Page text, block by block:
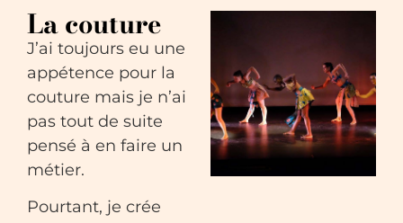
La couture
J’ai toujours eu une
appétence pour la
couture mais je n’ai
pas tout de suite
pensé à en faire un
métier.
Pourtant, je crée